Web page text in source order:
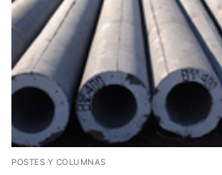
POSTES Y COLUMNAS